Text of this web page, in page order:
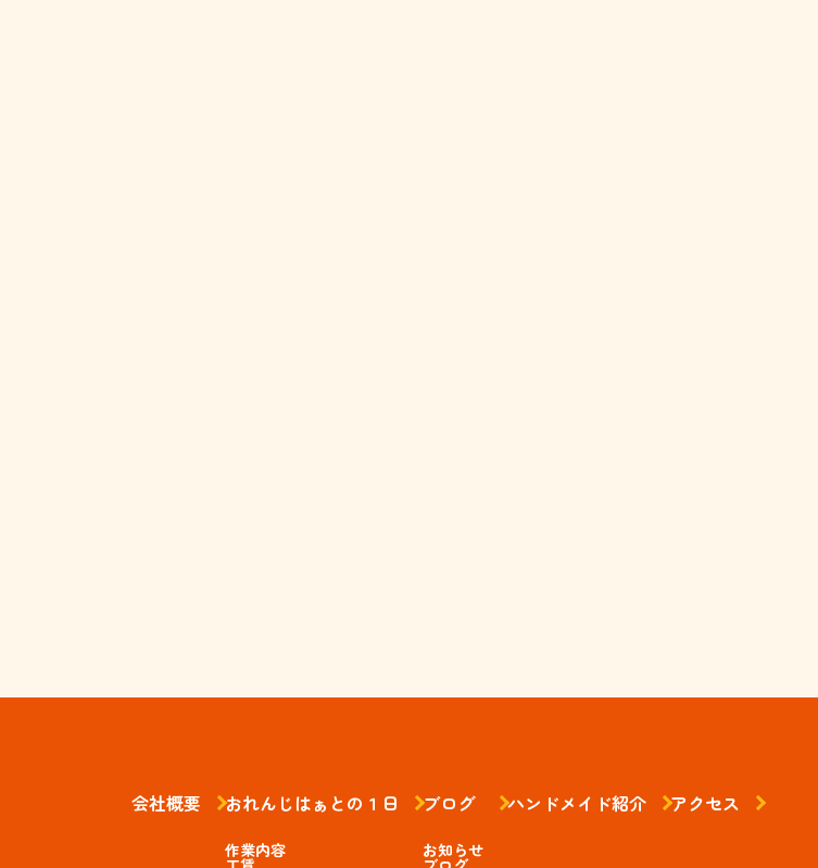
会社概要 おれんじはぁとの１日
作業内容
ブログ
お知らせ
ハンドメイド紹介 アクセス